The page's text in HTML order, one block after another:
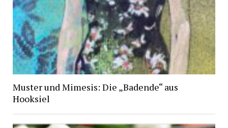
Muster und Mimesis: Die „Badende“ aus
Hooksiel